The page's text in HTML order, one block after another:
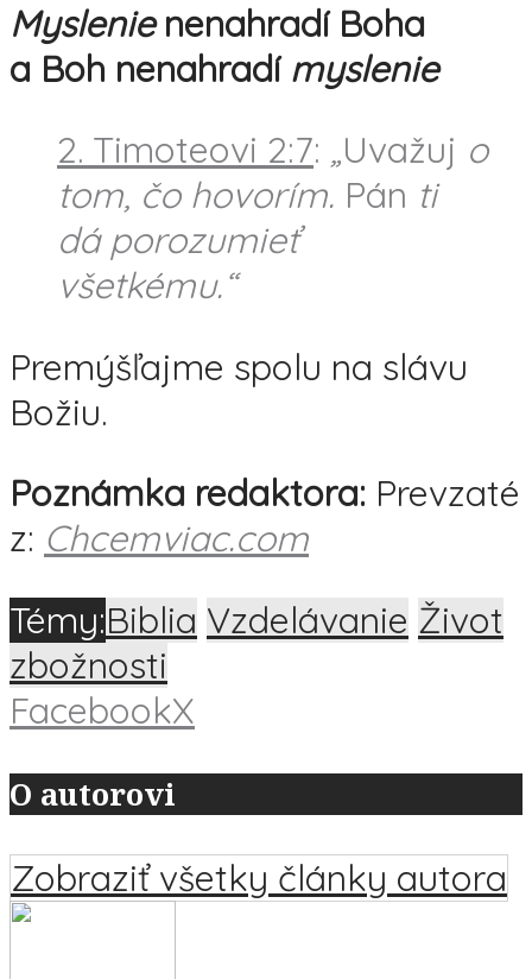
Myslenienenahradí Boha
a Boh nenahradí myslenie
2. Timoteovi 2:7: „Uvažuj o
tom, čo hovorím. Pán ti
dá porozumieť
všetkému.“
Premýšľajme spolu na slávu
Božiu.
Poznámka redaktora: Prevzaté
z: Chcemviac.com
Témy:Biblia Vzdelávanie Život
zbožnosti
FacebookX
O autorovi
Zobraziť všetky články autora